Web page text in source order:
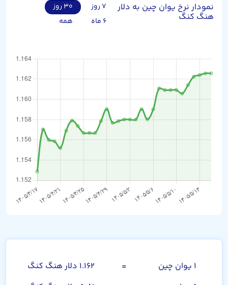
نمودار نرخ یوان چین به دلار
هنگ کنگ
۷ روز
۳۰ روز
۶ ماه
همه
۱ یوان چین =
۱.۱۶۲ دلار هنگ کنگ